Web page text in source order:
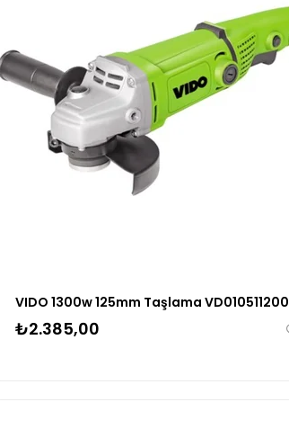
VIDO 1300w 125mm Taşlama VD010511200
₺2.385,00